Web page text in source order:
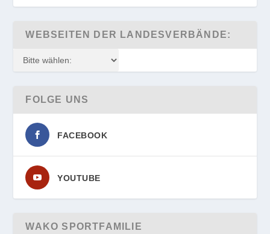
WEBSEITEN DER LANDESVERBÄNDE:
FOLGE UNS
FACEBOOK
YOUTUBE
WAKO SPORTFAMILIE